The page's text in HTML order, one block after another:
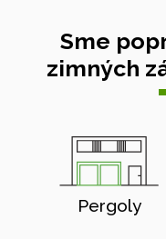
Sme
zimných
Pergoly